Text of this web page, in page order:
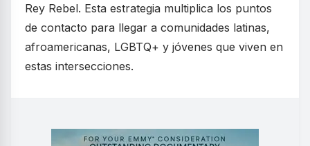
Rey Rebel. Esta estrategia multiplica los puntos
de contacto para llegar a comunidades latinas,
afroamericanas, LGBTQ+ y jóvenes que viven en
estas intersecciones.